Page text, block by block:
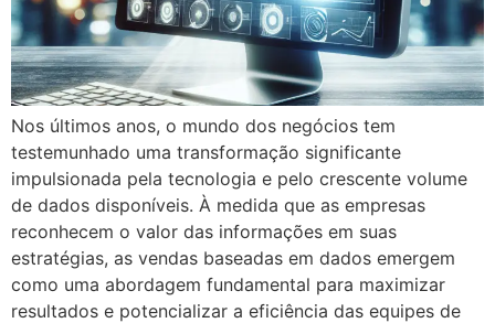
Nos últimos anos, o mundo dos negócios tem
testemunhado uma transformação significante
impulsionada pela tecnologia e pelo crescente volume
de dados disponíveis. À medida que as empresas
reconhecem o valor das informações em suas
estratégias, as vendas baseadas em dados emergem
como uma abordagem fundamental para maximizar
resultados e potencializar a eficiência das equipes de